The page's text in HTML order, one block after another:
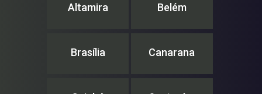
Altamira Belém
Brasília Canarana